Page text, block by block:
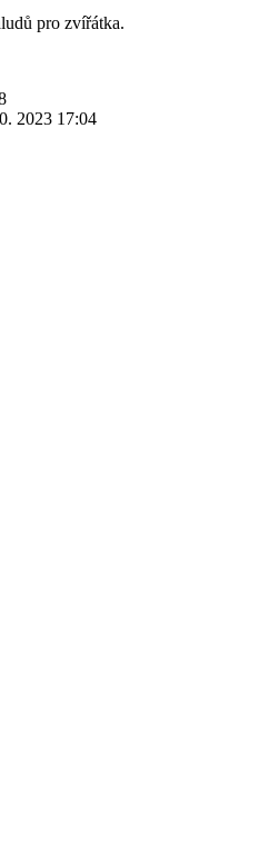
pro zvířátka.
2023 17:04